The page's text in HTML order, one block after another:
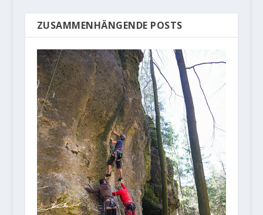
ZUSAMMENHÄNGENDE POSTS